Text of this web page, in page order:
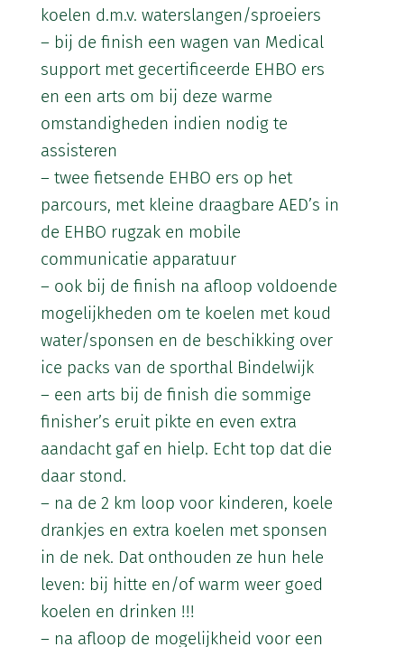
koelen d.m.v. waterslangen/sproeiers
– bij de finish een wagen van Medical
support met gecertificeerde EHBO ers
en een arts om bij deze warme
omstandigheden indien nodig te
assisteren
– twee fietsende EHBO ers op het
parcours, met kleine draagbare AED’s in
de EHBO rugzak en mobile
communicatie apparatuur
– ook bij de finish na afloop voldoende
mogelijkheden om te koelen met koud
water/sponsen en de beschikking over
ice packs van de sporthal Bindelwijk
– een arts bij de finish die sommige
finisher’s eruit pikte en even extra
aandacht gaf en hielp. Echt top dat die
daar stond.
– na de 2 km loop voor kinderen, koele
drankjes en extra koelen met sponsen
in de nek. Dat onthouden ze hun hele
leven: bij hitte en/of warm weer goed
koelen en drinken !!!
– na afloop de mogelijkheid voor een